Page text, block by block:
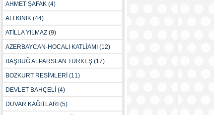
AHMET ŞAFAK (4)
ALİ KINIK (44)
ATİLLA YILMAZ (9)
AZERBAYCAN-HOCALI KATLİAMI (12)
BAŞBUĞ ALPARSLAN TÜRKEŞ (17)
BOZKURT RESİMLERİ (11)
DEVLET BAHÇELİ (4)
DUVAR KAĞITLARI (5)